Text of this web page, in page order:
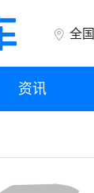
全国
资讯